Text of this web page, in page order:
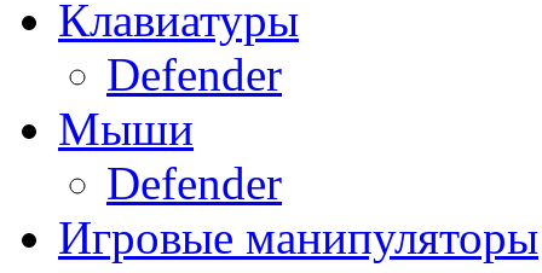
Клавиатуры
Defender
Мыши
Defender
Игровые манипуляторы